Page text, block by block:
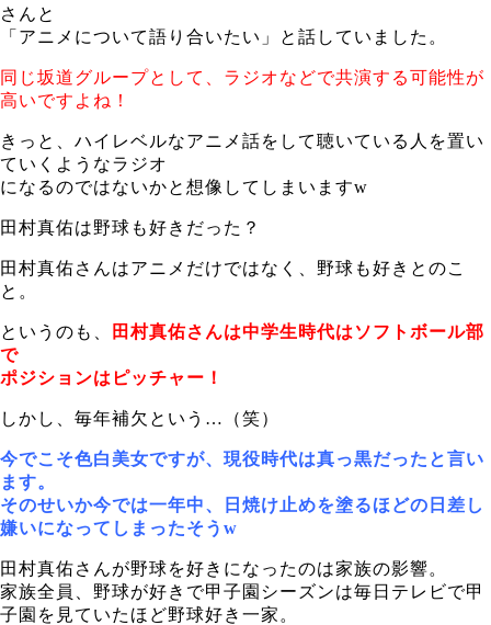
さんと
「アニメについて語り合いたい」と話していました。
同じ坂道グループとして、ラジオなどで共演する可能性が
高いですよね！
きっと、ハイレベルなアニメ話をして聴いている人を置い
ていくようなラジオ
になるのではないかと想像してしまいますw
田村真佑は野球も好きだった？
田村真佑さんはアニメだけではなく、野球も好きとのこ
と。
というのも、
田村真佑さんは中学生時代はソフトボール部
で
ポジションはピッチャー！
しかし、毎年補欠という…（笑）
今でこそ色白美女ですが、現役時代は真っ黒だったと言い
ます。
そのせいか今では一年中、日焼け止めを塗るほどの日差し
嫌いになってしまったそうw
田村真佑さんが野球を好きになったのは家族の影響。
家族全員、野球が好きで甲子園シーズンは毎日テレビで甲
子園を見ていたほど野球好き一家。